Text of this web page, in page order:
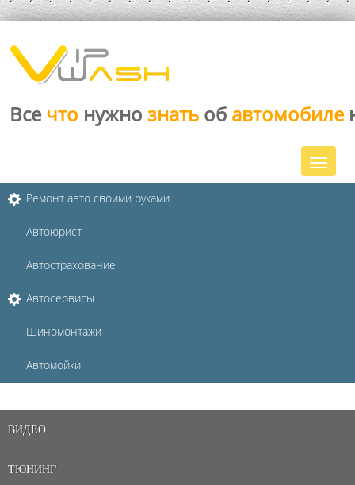
Все что нужно знать об автомобиле
Ремонт авто своими руками
Автоюрист
Автострахование
Автосервисы
Шиномонтажи
Автомойки
ВИДЕО
ТЮНИНГ